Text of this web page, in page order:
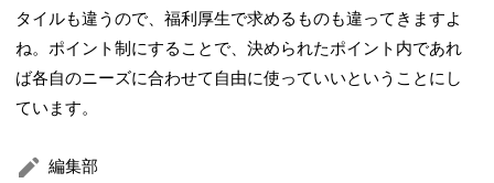
タイルも違うので、福利厚生で求めるものも違ってきますよ
ね。ポイント制にすることで、決められたポイント内であれ
ば各自のニーズに合わせて自由に使っていいということにし
ています。
編集部